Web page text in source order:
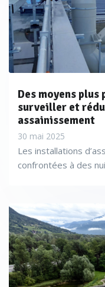
Des moyens
surveiller et
assainissement
30 mai 2025
Les installations
confrontées à des